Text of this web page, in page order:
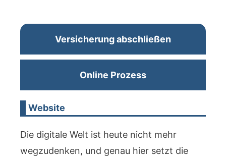
Versicherung abschließen
Online Prozess
Website
Die digitale Welt ist heute nicht mehr
wegzudenken, und genau hier setzt die